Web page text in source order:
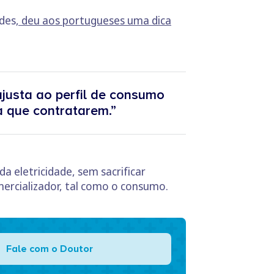
, deu aos portugueses uma dica
ao perfil de consumo
contratarem.”
eletricidade, sem sacrificar
tal como o consumo.
Fale com o Doutor